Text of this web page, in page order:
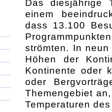
Das diesjährige
einem
dass 13.100
strömten. In
Höhen der
Kontinente oder
oder
Themengebiet
Temperaturen